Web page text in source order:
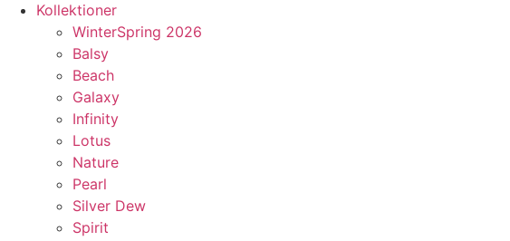
Kollektioner
WinterSpring 2026
Balsy
Beach
Galaxy
Infinity
Lotus
Nature
Pearl
Silver Dew
Spirit